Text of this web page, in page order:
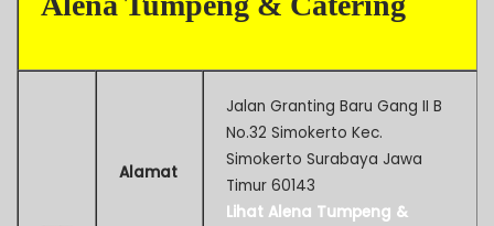
Alamat
Jalan Granting Baru Gang II B
No.32 Simokerto Kec.
Simokerto Surabaya Jawa
Timur 60143
Lihat Alena Tumpeng &